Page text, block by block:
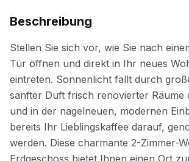
Beschreibung